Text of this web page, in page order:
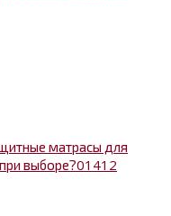
матрасы для
выборе?01412